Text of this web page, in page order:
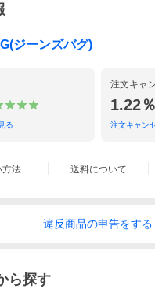
ジーンズバグ)
る
注文キャ
1.22％
注文キャン
方法 送料について
違反商品の申告をする
ら探す